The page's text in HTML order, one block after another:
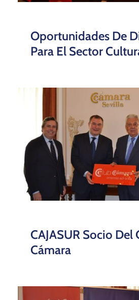
Oportunidades De
Para El Sector
CAJASUR Socio Del
Cámara